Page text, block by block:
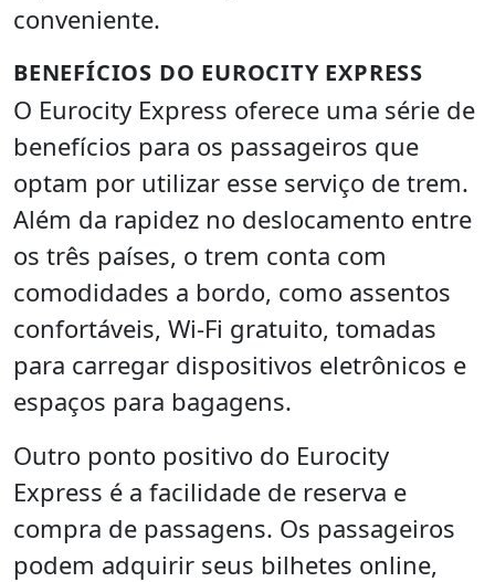
conveniente.
BENEFÍCIOS DO EUROCITY EXPRESS
O Eurocity Express oferece uma série de
benefícios para os passageiros que
optam por utilizar esse serviço de trem.
Além da rapidez no deslocamento entre
os três países, o trem conta com
comodidades a bordo, como assentos
confortáveis, Wi-Fi gratuito, tomadas
para carregar dispositivos eletrônicos e
espaços para bagagens.
Outro ponto positivo do Eurocity
Express é a facilidade de reserva e
compra de passagens. Os passageiros
podem adquirir seus bilhetes online,